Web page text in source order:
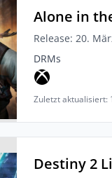
Alone in
Release: 20.
DRMs
Zuletzt aktualisiert:
Destiny 2